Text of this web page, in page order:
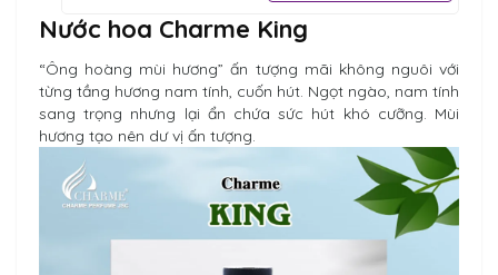
Nước hoa Charme King
“Ông hoàng mùi hương” ấn tượng mãi không nguôi với
từng tầng hương nam tính, cuốn hút. Ngọt ngào, nam tính
sang trọng nhưng lại ẩn chứa sức hút khó cưỡng. Mùi
hương tạo nên dư vị ấn tượng.